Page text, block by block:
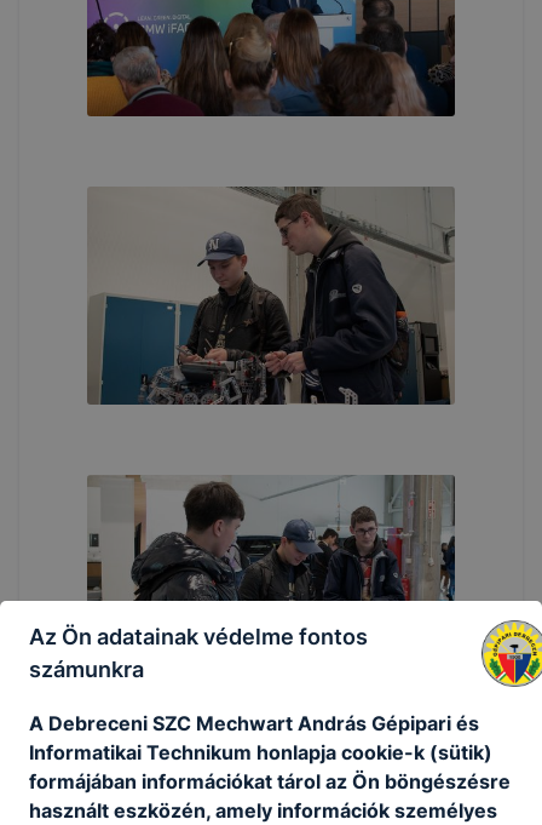
Az Ön adatainak védelme fontos
számunkra
A Debreceni SZC Mechwart András Gépipari és
Informatikai Technikum honlapja cookie-k (sütik)
formájában információkat tárol az Ön böngészésre
használt eszközén, amely információk személyes